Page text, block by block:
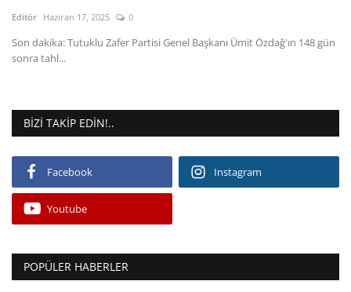
Sağlık
Gündem
Dünya
Editör Haziran 17, 2025 0
Son dakika: Tutuklu Zafer Partisi Genel Başkanı Ümit Özdağ'ın 148 gün
sonra tahl...
BIZI TAKIP EDIN!..
Facebook Instagram
Youtube
POPÜLER HABERLER